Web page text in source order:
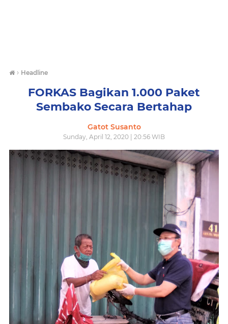
› Headline
FORKAS Bagikan 1.000 Paket
Sembako Secara Bertahap
Gatot Susanto
Sunday, April 12, 2020 | 20:56 WIB